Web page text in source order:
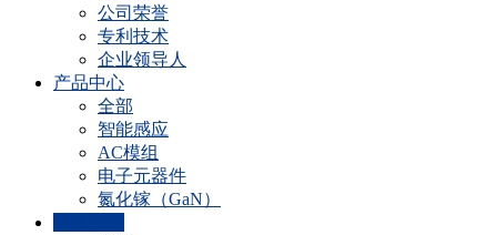
公司荣誉
专利技术
企业领导人
产品中心
全部
智能感应
AC模组
电子元器件
氮化镓（GaN）